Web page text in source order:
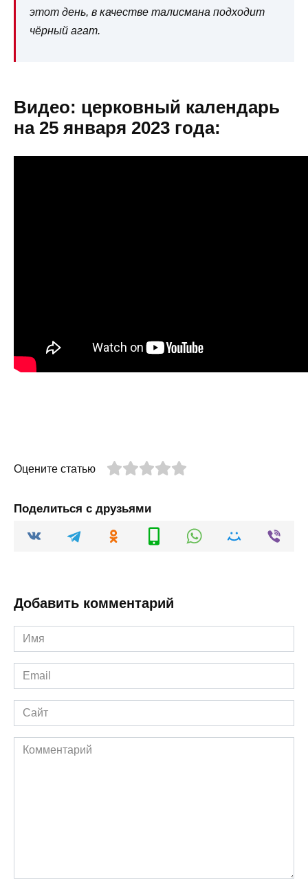
этот день, в качестве талисмана подходит
чёрный агат.
Видео: церковный календарь
на 25 января 2023 года:
Оцените статью
Поделиться с друзьями
Добавить комментарий
Имя
*
Email
*
Сайт
Комментарий